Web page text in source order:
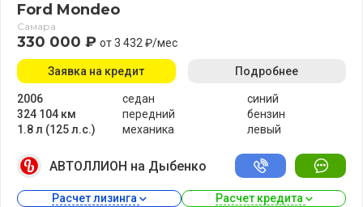
Ford Mondeo
Самара
330 000 ₽ от 3 432 ₽/мес
2006
324 104 км
1.8 л (125 л.с.)
седан
передний
механика
синий
бензин
левый
Заявка на кредит Подробнее
АВТОЛЛИОН на Дыбенко
Расчет лизинга Расчет кредита